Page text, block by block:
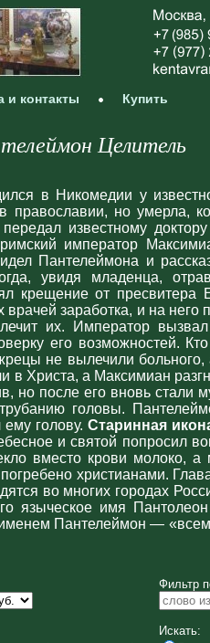
и контакты Купить
Целитель
в Никомедии у
православии, но умерла,
известному
император
Пантелеймона и
увидя младенца,
крещение от пресвитера
заработка, и на
их. Император
его возможностей.
не вылечили
в Христа, а Максимиан
но после его вновь стали
головы.
голову. Старинная
и святой попросил
вместо крови молоко,
христианами.
во многих городах
языческое имя
именем Пантелеймон —
Фильтр
Искать: